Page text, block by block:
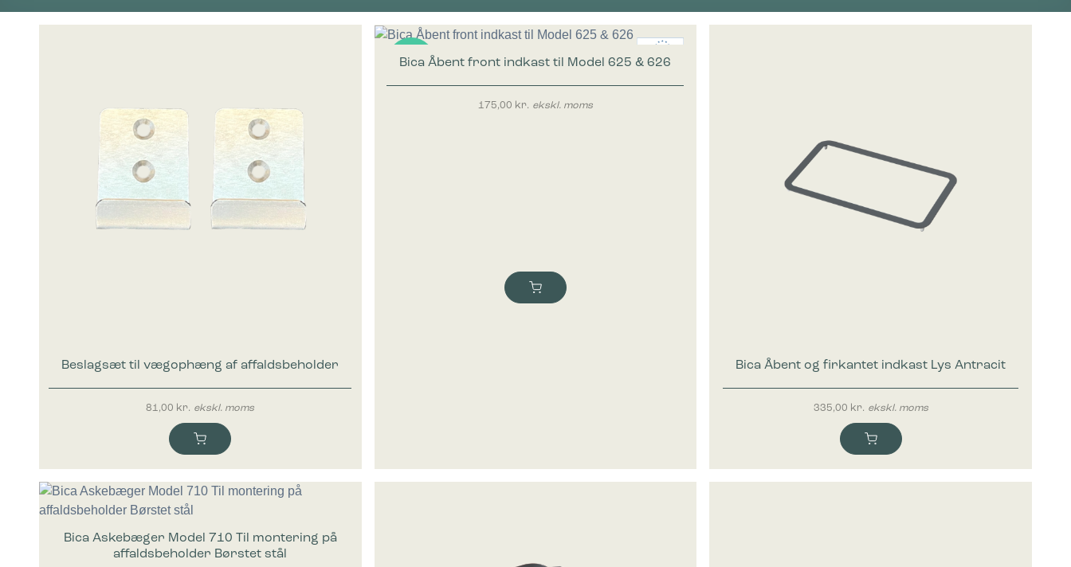
Beslagsæt til vægophæng af affaldsbeholder
81,00 kr. ekskl. moms
Nyhed
Bica Åbent front indkast til Model 625 & 626
175,00 kr. ekskl. moms
Bica Åbent og firkantet indkast Lys Antracit
335,00 kr. ekskl. moms
Bica Askebæger Model 710 Til montering på
affaldsbeholder Børstet stål